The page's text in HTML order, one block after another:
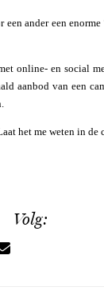
ander een enorme
online- en social
aanbod van een
het me weten in de
Volg: